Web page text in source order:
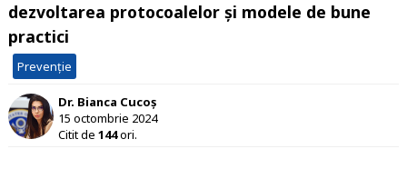
dezvoltarea protocoalelor și modele de bune
practici
Prevenție
Dr. Bianca Cucoș
15 octombrie 2024
Citit de 144ori.